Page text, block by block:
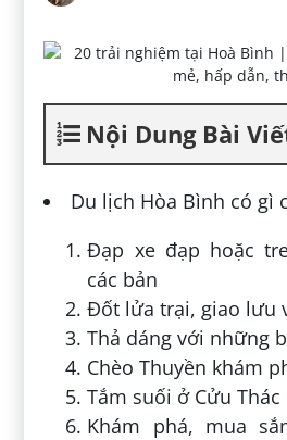
Nội Dung Bài
Du lịch Hòa Bình có gì
Đạp xe đạp hoặc
các bản
Đốt lửa trại, giao lưu
Thả dáng với những
Chèo Thuyền khám
Tắm suối ở Cửu Thác
Khám phá, mua